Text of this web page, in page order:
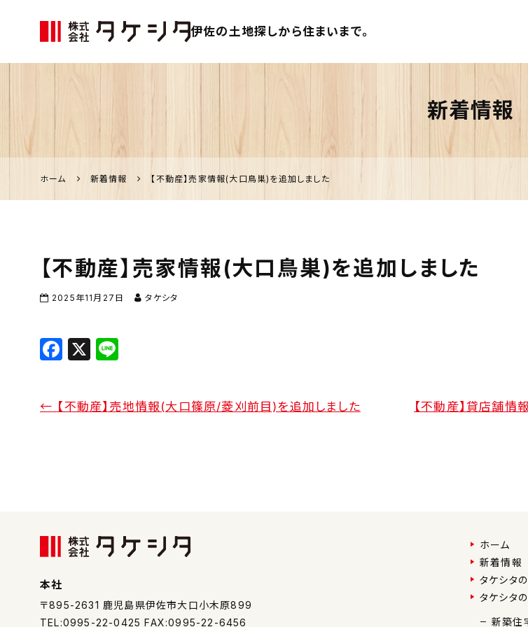
伊佐市の家づく
り、不動産のこ
となら「タケシ
タ」
伊佐の土地探しから住まいまで。
新着情報
ホーム 新着情報 【不動産】売家情報(大口鳥巣)を追加しました
【不動産】売家情報(大口鳥巣)を追加しました
2025年11月27日 タケシタ
F
e
X
e
← 【不動産】売地情報(大口篠原/菱刈前目)を追加しました 【不動産】貸店舗
本社
〒895-2631 鹿児島県伊佐市大口小木原899
TEL:0995-22-0425 FAX:0995-22-6456
ホーム
新着情報
タケシタ
タケシタ
新築住